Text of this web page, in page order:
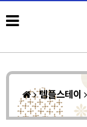
템플스테이